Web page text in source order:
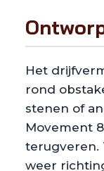
Het
rond
stenen of
Movement
terugveren.
weer